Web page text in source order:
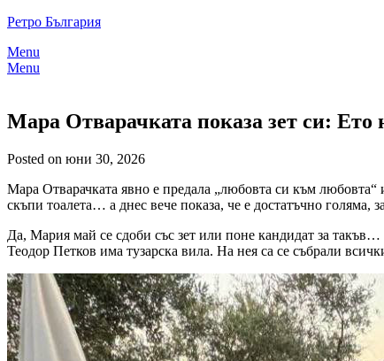
Skip
content
Ретро България
Menu
Menu
Мара Отварачката показа зет си:
Posted on юни 30, 2026
Мара Отварачката явно е предала „любовта си към
скъпи тоалета… а днес вече показа, че е достатъчно голяма,
Да, Мария май се сдоби със зет или поне кандидат за
Теодор Петков има тузарска вила. На нея са се събрали